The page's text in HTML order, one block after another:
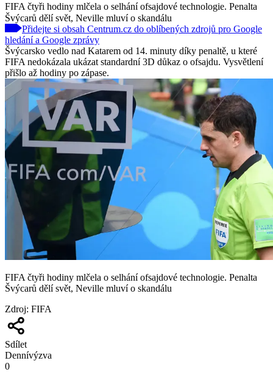
FIFA čtyři hodiny mlčela o selhání ofsajdové technologie. Penalta
Švýcarů dělí svět, Neville mluví o skandálu
Přidejte si obsah Centrum.cz do oblíbených zdrojů pro Google
hledání a Google zprávy
Švýcarsko vedlo nad Katarem od 14. minuty díky penaltě, u které
FIFA nedokázala ukázat standardní 3D důkaz o ofsajdu. Vysvětlení
přišlo až hodiny po zápase.
FIFA čtyři hodiny mlčela o selhání ofsajdové technologie. Penalta
Švýcarů dělí svět, Neville mluví o skandálu
Zdroj: FIFA
Sdílet
Dennívýzva
0